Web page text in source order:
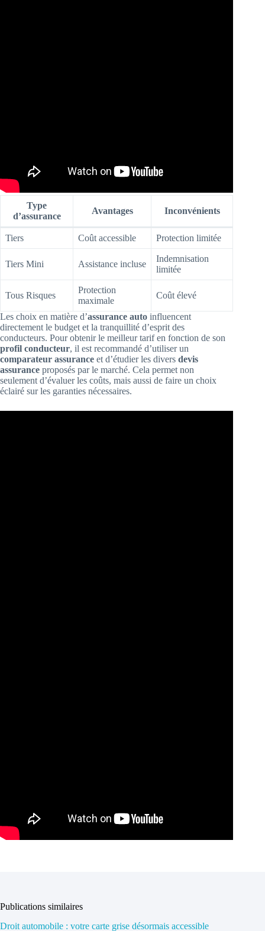
Type
d’assurance
Avantages Inconvénients
Tiers Coût accessible Protection limitée
Tiers Mini Assistance incluse
Indemnisation
limitée
Tous Risques
Protection
maximale
Coût élevé
Les choix en matière d’assurance auto influencent
directement le budget et la tranquillité d’esprit des
conducteurs. Pour obtenir le meilleur tarif en fonction de son
profil conducteur, il est recommandé d’utiliser un
comparateur assurance et d’étudier les divers devis
assurance proposés par le marché. Cela permet non
seulement d’évaluer les coûts, mais aussi de faire un choix
éclairé sur les garanties nécessaires.
Publications similaires
Droit automobile : votre carte grise désormais accessible